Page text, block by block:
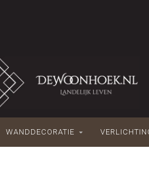
WANDDECORATIE